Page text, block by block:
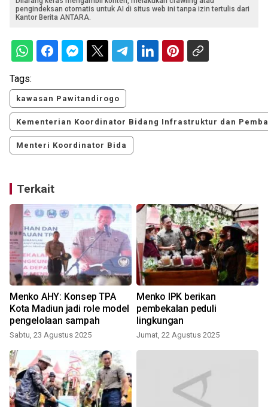
pengindeksan otomatis untuk AI di situs web ini tanpa izin tertulis dari
Kantor Berita ANTARA.
Tags:
kawasan Pawitandirogo
Kementerian Koordinator Bidang Infrastruktur dan
Menteri Koordinator Bida
Terkait
Menko AHY: Konsep TPA
Kota Madiun jadi role model
pengelolaan sampah
Sabtu, 23 Agustus 2025
Menko IPK berikan
pembekalan peduli
lingkungan
Jumat, 22 Agustus 2025